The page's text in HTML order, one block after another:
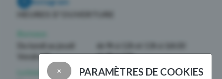
Vendredi
de 9h à 12h
La boutique La Mosaïque
× PARAMÈTRES DE COOKIES